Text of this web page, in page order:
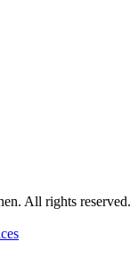
All rights reserved.